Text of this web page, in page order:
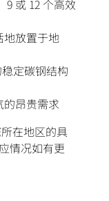
9 或 12 个高效
地放置于地
定碳钢结构
的昂贵需求
在地区的具
情况如有更